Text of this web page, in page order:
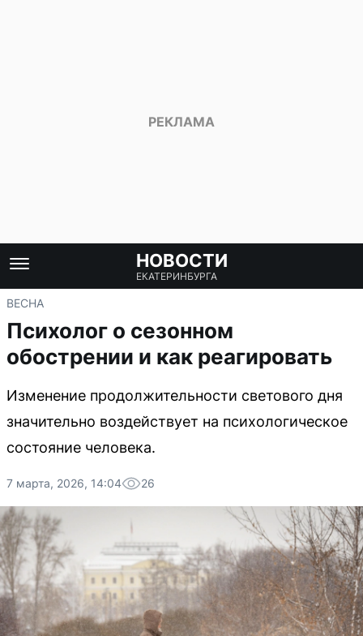
НОВОСТИ
ЕКАТЕРИНБУРГА
ВЕСНА
Психолог о сезонном
обострении и как реагировать
Изменение продолжительности светового дня
значительно воздействует на психологическое
состояние человека.
7 марта, 2026, 14:04 26